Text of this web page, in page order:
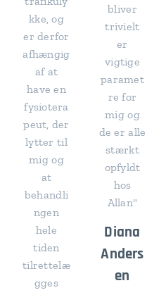
kke, og
er derfor
afhængig
af at
have en
fysiotera
peut, der
lytter til
mig og
at
behandli
ngen
hele
tiden
tilrettelæ
gges
bliver
trivielt
er
vigtige
paramet
re for
mig og
de er alle
stærkt
opfyldt
hos
Allan"
Diana
Anders
en